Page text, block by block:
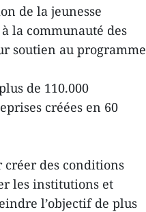
de la jeunesse
la communauté des
soutien au programme
de 110.000
créées en 60
des conditions
les institutions et
l’objectif de plus